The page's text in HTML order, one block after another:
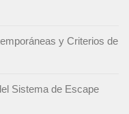
y Criterios de
Sistema de Escape